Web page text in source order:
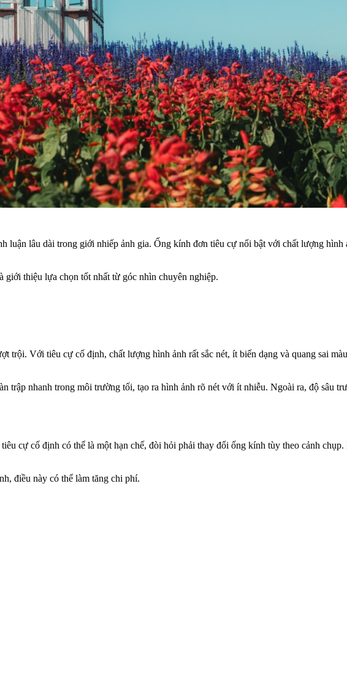
luận lâu dài trong giới nhiếp ảnh gia. Ống kính đơn tiêu cự nổi bật với chất lượng
thiệu lựa chọn tốt nhất từ góc nhìn chuyên nghiệp.
trội. Với tiêu cự cố định, chất lượng hình ảnh rất sắc nét, ít biến dạng và quang sai
nhanh trong môi trường tối, tạo ra hình ảnh rõ nét với ít nhiễu. Ngoài ra, độ sâu
cự cố định có thể là một hạn chế, đòi hỏi phải thay đổi ống kính tùy theo cảnh
điều này có thể làm tăng chi phí.